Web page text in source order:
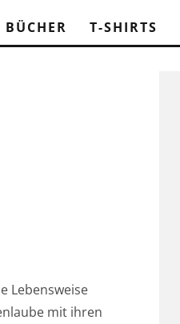
BÜCHER T-SHIRTS
Lebensweise
mit ihren